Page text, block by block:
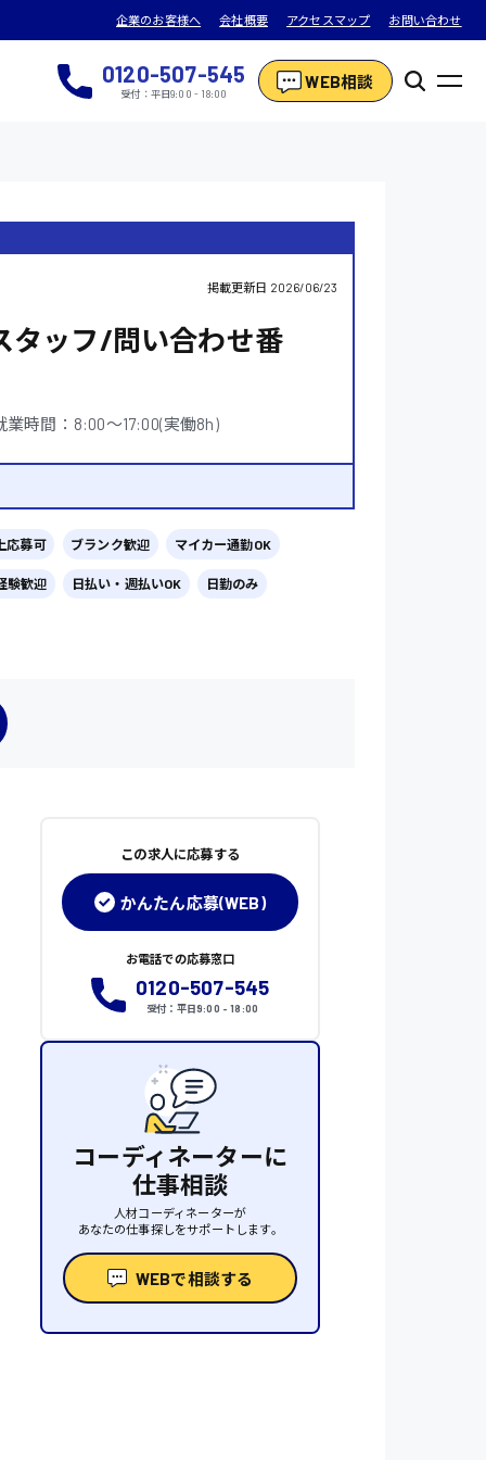
企業のお客様へ 会社概要 アクセスマップ お問い合わせ
0120-507-545
受付：平日9:00 - 18:00
WEB相談
掲載更新日 2026/06/23
タッフ/問い合わせ番
業時間：8:00〜17:00(実働8h)
応募可 ブランク歓迎 マイカー通勤OK
験歓迎 日払い・週払いOK 日勤のみ
この求人に応募する
かんたん応募(WEB)
お電話での応募窓口
0120-507-545
受付：平日9:00 - 18:00
コーディネーターに
仕事相談
人材コーディネーターが
あなたの仕事探しをサポートします。
WEBで相談する